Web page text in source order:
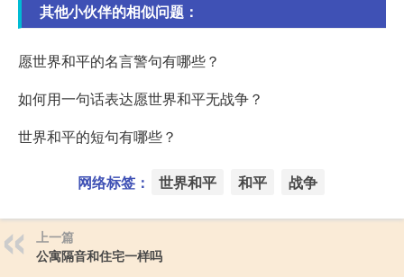
其他小伙伴的相似问题：
愿世界和平的名言警句有哪些？
如何用一句话表达愿世界和平无战争？
世界和平的短句有哪些？
网络标签： 世界和平 和平 战争
上一篇
公寓隔音和住宅一样吗